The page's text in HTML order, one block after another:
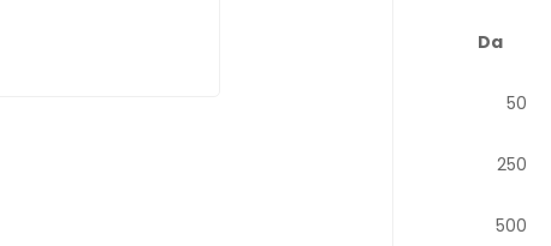
Da
50
250
500